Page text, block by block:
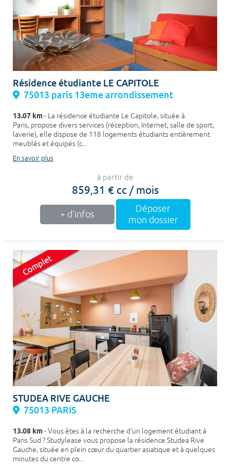
Résidence étudiante LE CAPITOLE
75013 paris 13eme arrondissement
13.07 km- La résidence étudiante Le Capitole, située à
Paris, propose divers services (réception, Internet, salle de sport,
laverie), elle dispose de 118 logements étudiants entièrement
meublés et équipés (c...
En savoir plus
à partir de
859,31 € cc / mois
+ d'infos
Déposer
mon dossier
STUDEA RIVE GAUCHE
75013 PARIS
13.08 km- Vous êtes à la recherche d’un logement étudiant à
Paris Sud ? Studylease vous propose la résidence Studea Rive
Gauche, située en plein cœur du quartier asiatique et à quelques
minutes du centre co...